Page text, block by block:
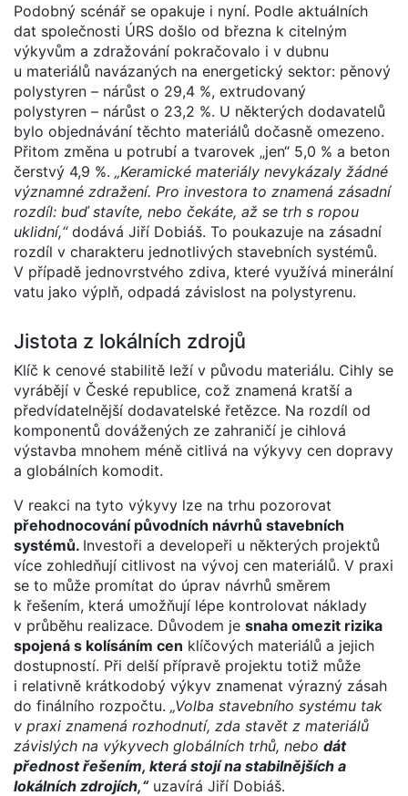
Podobný scénář se opakuje i nyní. Podle aktuálních
dat společnosti ÚRS došlo od března k citelným
výkyvům a zdražování pokračovalo i v dubnu
u materiálů navázaných na energetický sektor: pěnový
polystyren – nárůst o 29,4 %, extrudovaný
polystyren – nárůst o 23,2 %. U některých dodavatelů
bylo objednávání těchto materiálů dočasně omezeno.
Přitom změna u potrubí a tvarovek „jen“ 5,0 % a beton
čerstvý 4,9 %. „Keramické materiály nevykázaly žádné
významné zdražení. Pro investora to znamená zásadní
rozdíl: buď stavíte, nebo čekáte, až se trh s ropou
uklidní,“dodává Jiří Dobiáš. To poukazuje na zásadní
rozdíl v charakteru jednotlivých stavebních systémů.
V případě jednovrstvého zdiva, které využívá minerální
vatu jako výplň, odpadá závislost na polystyrenu.
Jistota z lokálních zdrojů
Klíč k cenové stabilitě leží v původu materiálu. Cihly se
vyrábějí v České republice, což znamená kratší a
předvídatelnější dodavatelské řetězce. Na rozdíl od
komponentů dovážených ze zahraničí je cihlová
výstavba mnohem méně citlivá na výkyvy cen dopravy
a globálních komodit.
V reakci na tyto výkyvy lze na trhu pozorovat
přehodnocování původních návrhů stavebních
systémů. Investoři a developeři u některých projektů
více zohledňují citlivost na vývoj cen materiálů. V praxi
se to může promítat do úprav návrhů směrem
k řešením, která umožňují lépe kontrolovat náklady
v průběhu realizace. Důvodem je snaha omezit rizika
spojená s kolísáním cen klíčových materiálů a jejich
dostupností. Při delší přípravě projektu totiž může
i relativně krátkodobý výkyv znamenat výrazný zásah
do finálního rozpočtu. „Volba stavebního systému tak
v praxi znamená rozhodnutí, zda stavět z materiálů
závislých na výkyvech globálních trhů, nebo dát
přednost řešením, která stojí na stabilnějších a
lokálních zdrojích,“uzavírá Jiří Dobiáš.